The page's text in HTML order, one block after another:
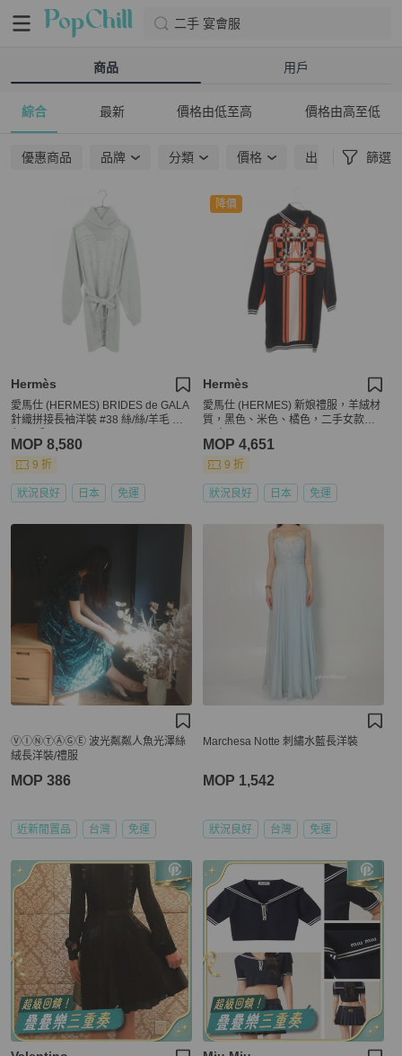
二手 宴會服
商品 用戶
綜合 最新 價格由低至高 價格由高至低
優惠商品 品牌 分類 價格 出貨地點 篩選
Hermès
愛馬仕 (HERMES) BRIDES de GALA
針織拼接長袖洋裝 #38 絲/絲/羊毛 藍
MOP 8,580
9 折
狀況良好 日本 免運
降價
Hermès
愛馬仕 (HERMES) 新娘禮服，羊絨材
質，黑色、米色、橘色，二手女款，
MOP 4,651
9 折
狀況良好 日本 免運
ⓋⒾⓃⓉⒶⒼⒺ 波光粼粼人魚光澤絲
絨長洋裝/禮服
MOP 386
近新閒置品 台灣 免運
Marchesa Notte 刺繡水藍長洋裝
MOP 1,542
狀況良好 台灣 免運